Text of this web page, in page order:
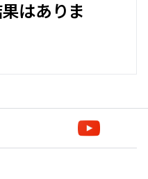
はありま